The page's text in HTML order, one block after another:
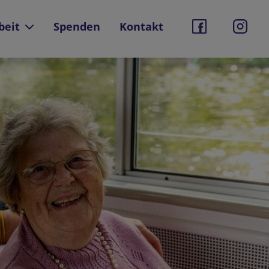
Spenden Kontakt